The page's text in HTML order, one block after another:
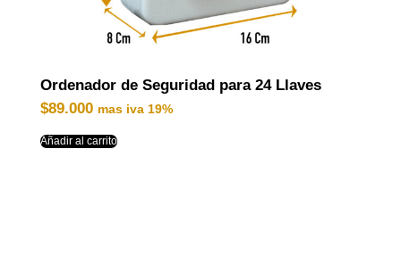
Ordenador de Seguridad para 24 Llaves
$89.000 mas iva 19%
Añadir al carrito